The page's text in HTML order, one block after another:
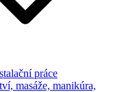
práce
masáže, manikúra,